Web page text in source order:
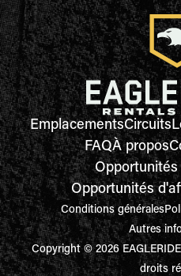
EmplacementsCircuits
FAQÀ propos
Opportunités
Conditions générales
Autres
Copyright © 2026
droits